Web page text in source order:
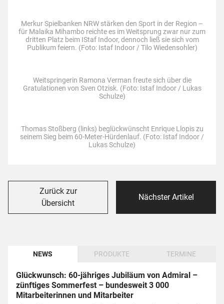
Merkur Spielbanken NRW stärken den Sport in der Region –
für Malaika Mihambo reichte es im Weitsprung zwar nur zum
dritten Platz beim IStaf Indoor, dennoch ließ sie sich vom
Publikum feiern. (Foto: Istaf Indoor / Tilo Wiedensohler)
Weitspringerin Ramona Verman freute sich über die
Gratulationen von Sven Otzisk. (Foto: Istaf Indoor / Lukas
Schulze)
Thomas Stoßberg (links) beglückwünscht Enrique Llopis zu
seinem Sieg beim 60-Meter-Hürdenlauf. (Foto: Istaf Indoor /
Lukas Schulze)
Zurück zur
Übersicht
Nächster Artikel
NEWS PRODUKTE TERMINE
Glückwunsch: 60-jähriges Jubiläum von Admiral –
zünftiges Sommerfest – bundesweit 3 000
Mitarbeiterinnen und Mitarbeiter